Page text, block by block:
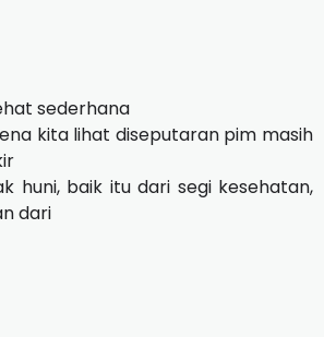
sederhana
kita lihat diseputaran pim masih
huni, baik itu dari segi kesehatan,
dari